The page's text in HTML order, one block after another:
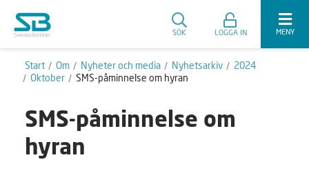
SÖK LOGGA IN MENY
Start Om Nyheter och media Nyhetsarkiv
2024
Oktober
SMS-påminnelse om hyran
SMS-påminnelse om
hyran